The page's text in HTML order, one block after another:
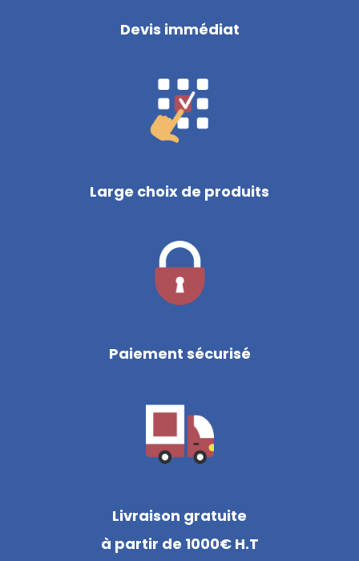
Devis immédiat
Large choix de produits
Paiement sécurisé
Livraison gratuite
à partir de 1000€ H.T